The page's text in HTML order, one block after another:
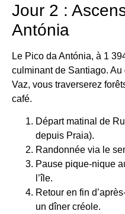
Jour 2 :
Antónia
Le Pico da Antónia, à 1
culminant de Santiago.
Vaz, vous traverserez
café.
Départ matinal de
depuis Praia).
Randonnée via le
Pause pique-nique
l’île.
Retour en fin
un dîner créole.